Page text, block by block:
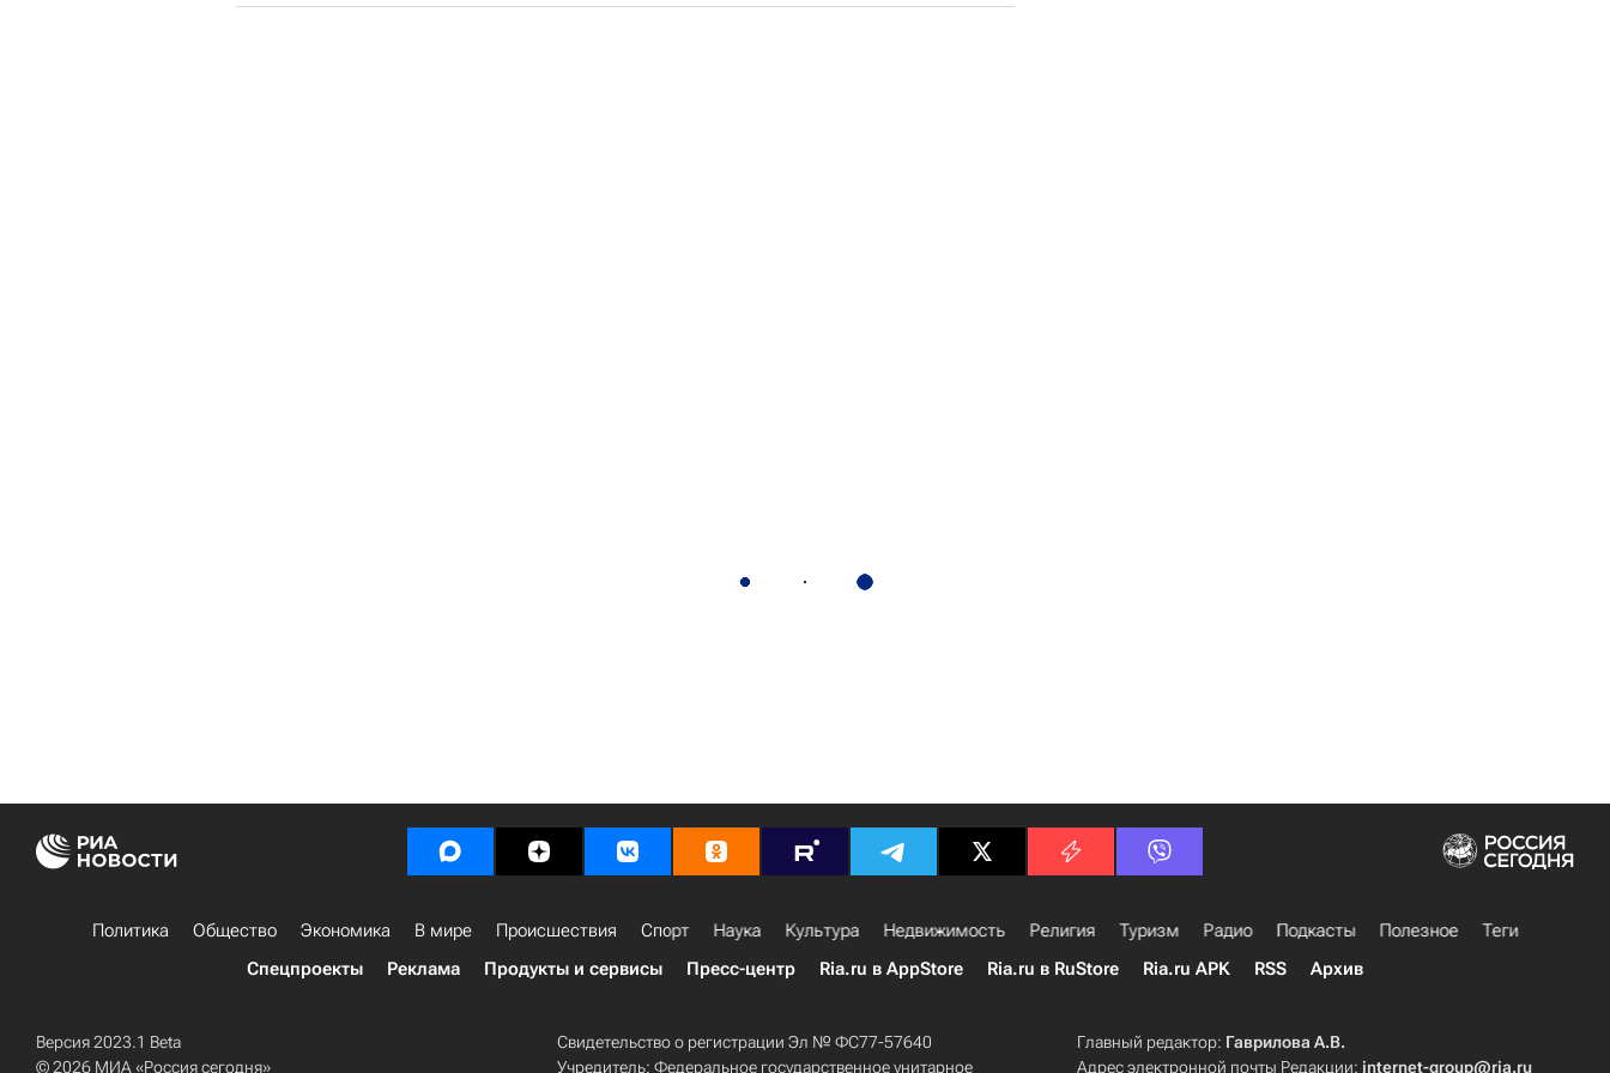
Политика Общество Экономика В мире Происшествия Спорт Наука Культура Недвижимость Религия Туризм Радио Подкасты Полезное
Теги
Спецпроекты
Реклама Продукты и сервисы Пресс-центр Ria.ru в AppStore Ria.ru в RuStore Ria.ru APK RSS Архив
Версия 2023.1 Beta
© 2026 МИА «Россия сегодня»
Свидетельство о регистрации Эл № ФС77-57640
Учредитель: Федеральное государственное унитарное
Главный редактор: Гаврилова А.В.
Адрес электронной почты Редакции:internet-group@ria.ru